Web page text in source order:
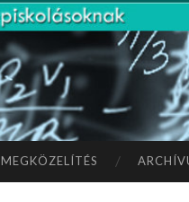
OM
OK
TÓ
L A
az ELTE
Kar Fizikai
Intézetében
MEGKÖZELÍTÉS